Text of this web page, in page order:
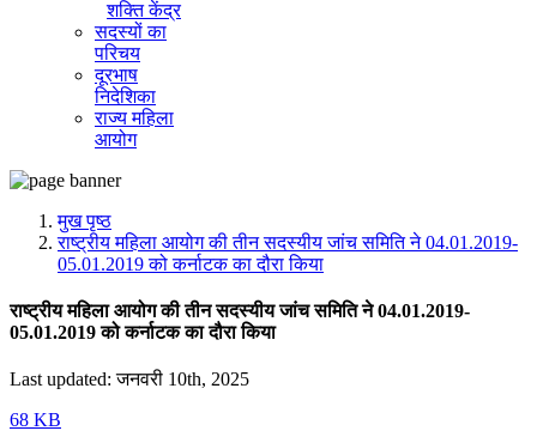
शक्ति केंद्र
सदस्यों का
परिचय
दूरभाष
निदेशिका
राज्य महिला
आयोग
मुख पृष्ठ
राष्ट्रीय महिला आयोग की तीन सदस्यीय जांच समिति ने 04.01.2019-
05.01.2019 को कर्नाटक का दौरा किया
राष्ट्रीय महिला आयोग की तीन सदस्यीय जांच समिति ने 04.01.2019-
05.01.2019 को कर्नाटक का दौरा किया
Last updated: जनवरी 10th, 2025
68 KB